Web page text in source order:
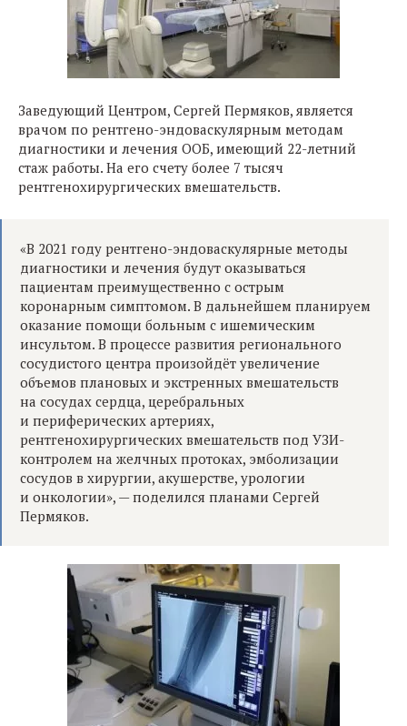
Заведующий Центром, Сергей Пермяков, является
врачом по рентгено-эндоваскулярным методам
диагностики и лечения ООБ, имеющий 22-летний
стаж работы. На его счету более 7 тысяч
рентгенохирургических вмешательств.
«В 2021 году рентгено-эндоваскулярные методы
диагностики и лечения будут оказываться
пациентам преимущественно с острым
коронарным симптомом. В дальнейшем планируем
оказание помощи больным с ишемическим
инсультом. В процессе развития регионального
сосудистого центра произойдёт увеличение
объемов плановых и экстренных вмешательств
на сосудах сердца, церебральных
и периферических артериях,
рентгенохирургических вмешательств под УЗИ-
контролем на желчных протоках, эмболизации
сосудов в хирургии, акушерстве, урологии
и онкологии», — поделился планами Сергей
Пермяков.